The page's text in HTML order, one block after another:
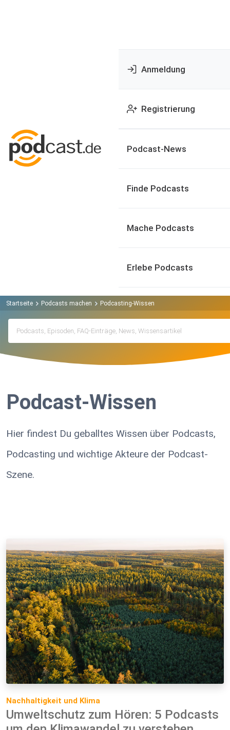
Anmeldung
Registrierung
Podcast-News
Finde Podcasts
Mache Podcasts
Erlebe Podcasts
Startseite Podcasts machen Podcasting-Wissen
Podcast-Wissen
Hier findest Du geballtes Wissen über Podcasts,
Podcasting und wichtige Akteure der Podcast-
Szene.
Nachhaltigkeit und Klima
Umweltschutz zum Hören: 5 Podcasts